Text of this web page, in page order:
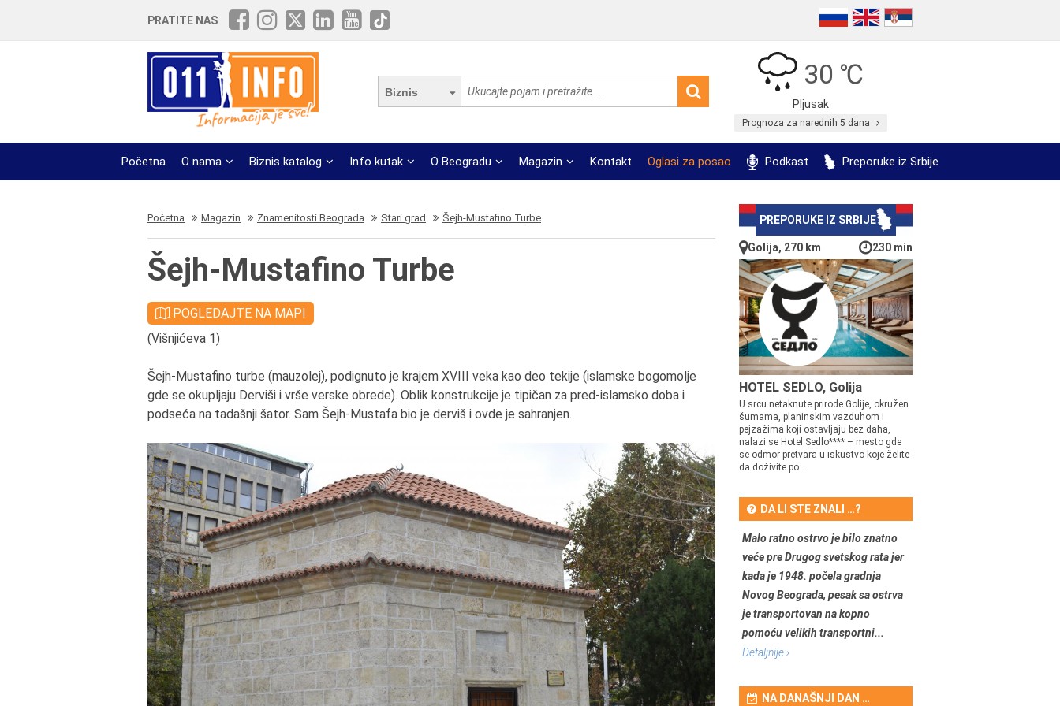
PRATITE NAS
Biznis
30 ℃
Pljusak
Prognoza za narednih 5 dana
Početna O nama Biznis katalog Info kutak O Beogradu Magazin Kontakt Oglasi za posao Podkast Preporuke iz Srbije
Početna Magazin Znamenitosti Beograda Stari grad Šejh-Mustafino Turbe
Šejh-Mustafino Turbe
POGLEDAJTE NA MAPI
(Višnjićeva 1)
Šejh-Mustafino turbe (mauzolej), podignuto je krajem XVIII veka kao deo tekije (islamske bogomolje
gde se okupljaju Derviši i vrše verske obrede). Oblik konstrukcije je tipičan za pred-islamsko doba i
podseća na tadašnji šator. Sam Šejh-Mustafa bio je derviš i ovde je sahranjen.
PREPORUKE IZ SRBIJE
Golija, 270 km 230 min
HOTEL SEDLO, Golija
U srcu netaknute prirode Golije, okružen
šumama, planinskim vazduhom i
pejzažima koji ostavljaju bez daha,
nalazi se Hotel Sedlo**** – mesto gde
se odmor pretvara u iskustvo koje želite
da doživite po...
DA LI STE ZNALI …?
Malo ratno ostrvo je bilo znatno
veće pre Drugog svetskog rata jer
kada je 1948. počela gradnja
Novog Beograda, pesak sa ostrva
je transportovan na kopno
pomoću velikih transportni...
Detaljnije ›
NA DANAŠNJI DAN …